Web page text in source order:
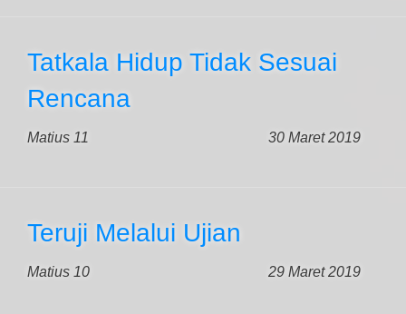
Tatkala Hidup Tidak Sesuai
Rencana
Matius 11 30 Maret 2019
Teruji Melalui Ujian
Matius 10 29 Maret 2019